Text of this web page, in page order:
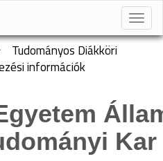
Toggle
Tudományos Diákköri
információk
Kar